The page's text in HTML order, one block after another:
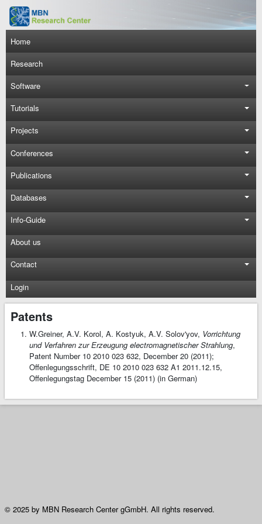
Skip to main content
Main navigation
Home
Research
Software
Tutorials
Projects
Conferences
Publications
Databases
Info-Guide
About us
Contact
Login
Patents
W.Greiner, A.V. Korol, A. Kostyuk, A.V. Solov'yov, Vorrichtung
und Verfahren zur Erzeugung electromagnetischer Strahlung,
Patent Number 10 2010 023 632, December 20 (2011);
Offenlegungsschrift, DE 10 2010 023 632 A1 2011.12.15,
Offenlegungstag December 15 (2011) (in German)
© 2025 by MBN Research Center gGmbH. All rights reserved.